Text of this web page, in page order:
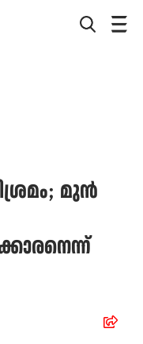
മുന്‍